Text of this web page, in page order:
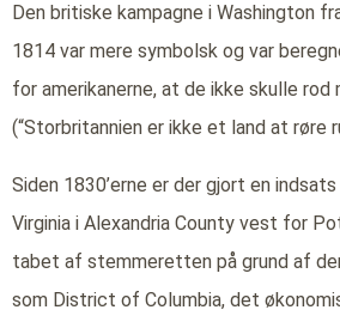
Den britiske kampagne i Washington
1814 var mere symbolsk og var
for amerikanerne, at de ikke skulle rod
(“Storbritannien er ikke et land at røre
Siden 1830’erne er der gjort en
Virginia i Alexandria County vest for
tabet af stemmeretten på grund af
som District of Columbia, det